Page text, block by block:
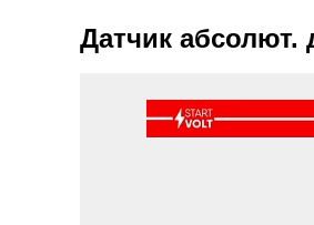
Датчик абсолют.